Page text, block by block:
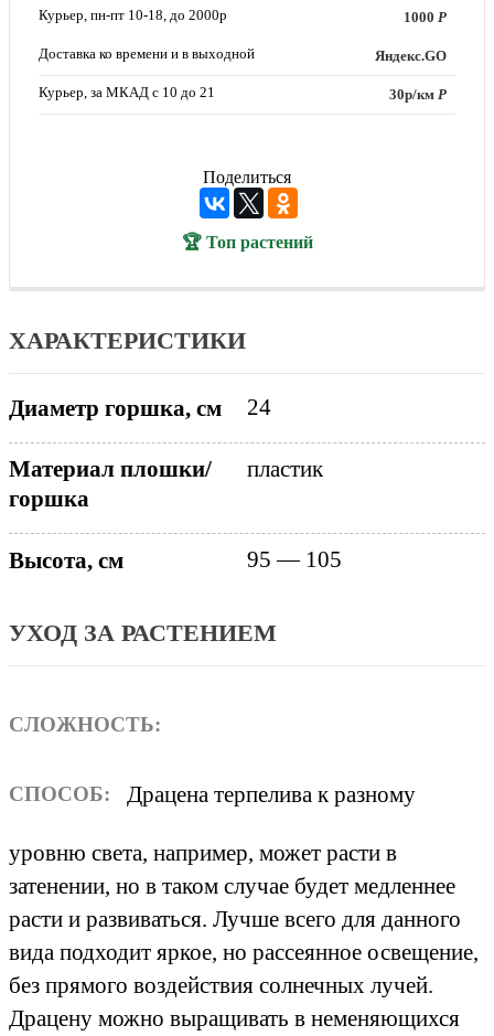
Курьер, пн-пт 10-18, до 2000р 1000Р
Доставка ко времени и в выходной Яндекс.GO
Курьер, за МКАД с 10 до 21 30р/кмР
Поделиться
🏆 Топ растений
ХАРАКТЕРИСТИКИ
Диаметр горшка, см 24
Материал плошки/
горшка
пластик
Высота, см 95 — 105
УХОД ЗА РАСТЕНИЕМ
СЛОЖНОСТЬ:
СПОСОБ: Драцена терпелива к разному
уровню света, например, может расти в
затенении, но в таком случае будет медленнее
расти и развиваться. Лучше всего для данного
вида подходит яркое, но рассеянное освещение,
без прямого воздействия солнечных лучей.
Драцену можно выращивать в неменяющихся